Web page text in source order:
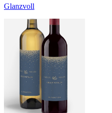
Glanzvoll